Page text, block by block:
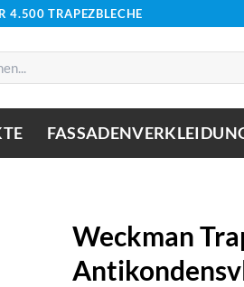
4.500 TRAPEZBLECHE
Weckman